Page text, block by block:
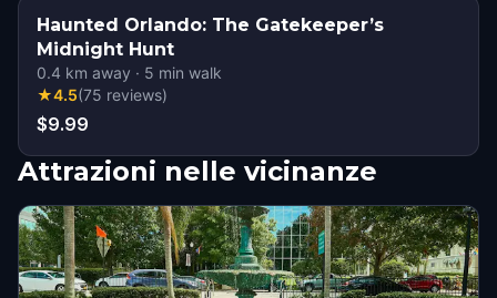
Haunted Orlando: The Gatekeeper’s
Midnight Hunt
0.4 km away · 5 min walk
★4.5(75 reviews)
$9.99
Attrazioni nelle vicinanze